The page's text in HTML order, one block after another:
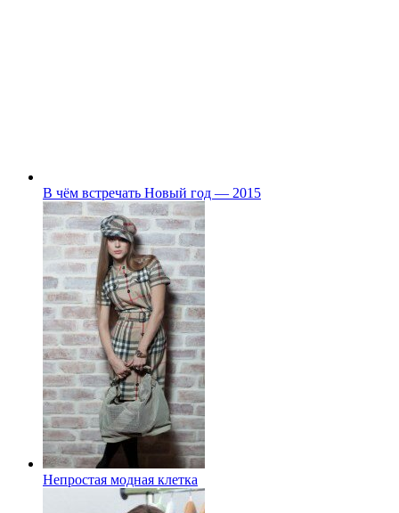
В чём встречать Новый год — 2015
Непростая модная клетка